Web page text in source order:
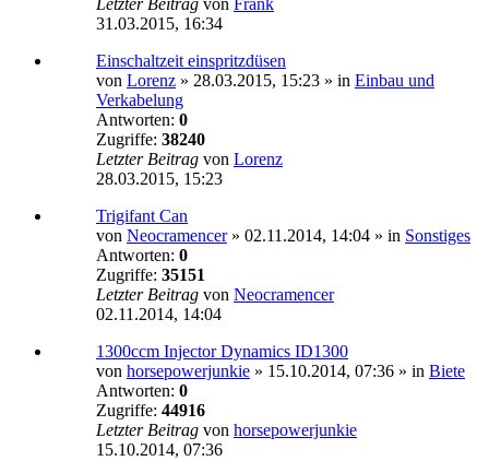
Letzter Beitrag von Frank
31.03.2015, 16:34
Einschaltzeit einspritzdüsen
von Lorenz » 28.03.2015, 15:23 » in Einbau und
Verkabelung
Antworten: 0
Zugriffe: 38240
Letzter Beitrag von Lorenz
28.03.2015, 15:23
Trigifant Can
von Neocramencer» 02.11.2014, 14:04 » in Sonstiges
Antworten: 0
Zugriffe: 35151
Letzter Beitrag von Neocramencer
02.11.2014, 14:04
1300ccm Injector Dynamics ID1300
von horsepowerjunkie » 15.10.2014, 07:36 » in Biete
Antworten: 0
Zugriffe: 44916
Letzter Beitrag von horsepowerjunkie
15.10.2014, 07:36